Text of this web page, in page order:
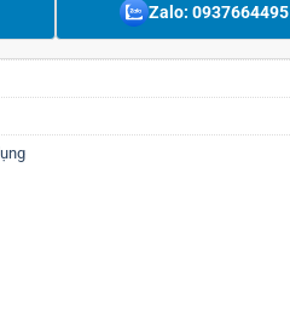
Zalo: 0937664495